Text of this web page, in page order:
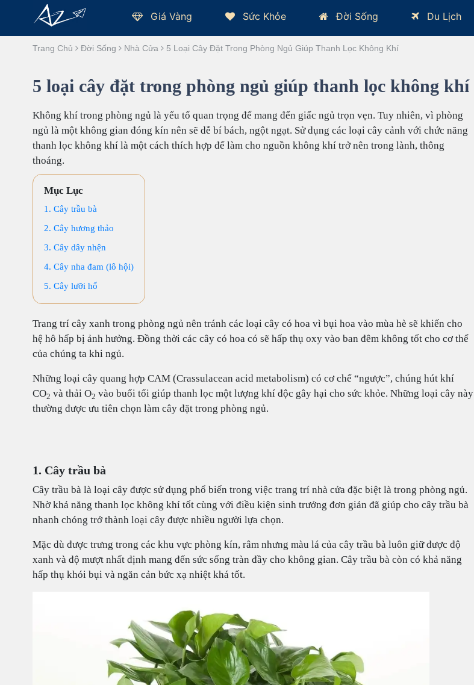
Giá Vàng Sức Khỏe Đời Sống Du Lịch
Trang Chủ Đời Sống Nhà Cửa 5 Loại Cây Đặt Trong Phòng Ngủ Giúp Thanh Lọc Không Khí
5 loại cây đặt trong phòng ngủ giúp thanh lọc không khí
Không khí trong phòng ngủ là yếu tố quan trọng để mang đến giấc ngủ trọn vẹn. Tuy nhiên, vì phòng
ngủ là một không gian đóng kín nên sẽ dễ bí bách, ngột ngạt. Sử dụng các loại cây cảnh với chức năng
thanh lọc không khí là một cách thích hợp để làm cho nguồn không khí trở nên trong lành, thông
thoáng.
Mục Lục
1. Cây trầu bà
2. Cây hương thảo
3. Cây dây nhện
4. Cây nha đam (lô hội)
5. Cây lưỡi hổ
Trang trí cây xanh trong phòng ngủ nên tránh các loại cây có hoa vì bụi hoa vào mùa hè sẽ khiến cho
hệ hô hấp bị ảnh hưởng. Đồng thời các cây có hoa có sẽ hấp thụ oxy vào ban đêm không tốt cho cơ thể
của chúng ta khi ngủ.
Những loại cây quang hợp CAM (Crassulacean acid metabolism) có cơ chế “ngược”, chúng hút khí
CO2 và thải O2 vào buổi tối giúp thanh lọc một lượng khí độc gây hại cho sức khỏe. Những loại cây này
thường được ưu tiên chọn làm cây đặt trong phòng ngủ.
1. Cây trầu bà
Cây trầu bà là loại cây được sử dụng phổ biến trong việc trang trí nhà cửa đặc biệt là trong phòng ngủ.
Nhờ khả năng thanh lọc không khí tốt cùng với điều kiện sinh trưởng đơn giản đã giúp cho cây trầu bà
nhanh chóng trở thành loại cây được nhiều người lựa chọn.
Mặc dù được trưng trong các khu vực phòng kín, râm nhưng màu lá của cây trầu bà luôn giữ được độ
xanh và độ mượt nhất định mang đến sức sống tràn đầy cho không gian. Cây trầu bà còn có khả năng
hấp thụ khói bụi và ngăn cản bức xạ nhiệt khá tốt.